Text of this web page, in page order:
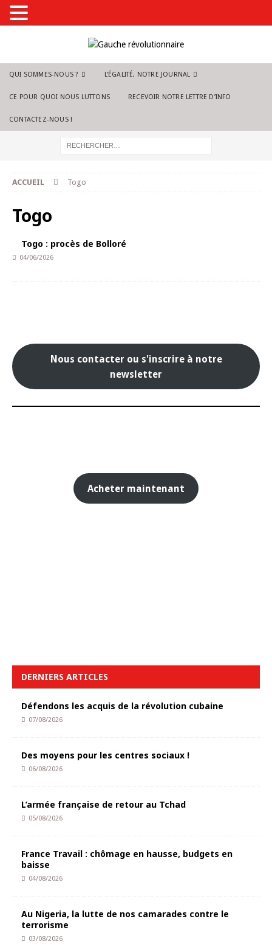
QUI SOMMES-NOUS ? L’ÉGALITÉ, NOTRE JOURNAL
CE POUR QUOI NOUS LUTTONS RECEVOIR NOTRE LETTRE D’INFO
CONTACTEZ-NOUS !
ACCUEIL Togo
Togo
Togo : procès de Bolloré
04/06/2026
Nous contacter ou s'inscrire à notre
newsletter
Acheter maintenant
DERNIERS ARTICLES
Défendons les acquis de la révolution cubaine
07/08/2026
Des moyens pour les centres sociaux !
06/08/2026
L’armée française de retour au Tchad
05/08/2026
France Travail : chômage en hausse, budgets en
baisse
04/08/2026
Au Nigeria, la lutte de nos camarades contre le
terrorisme
03/08/2026